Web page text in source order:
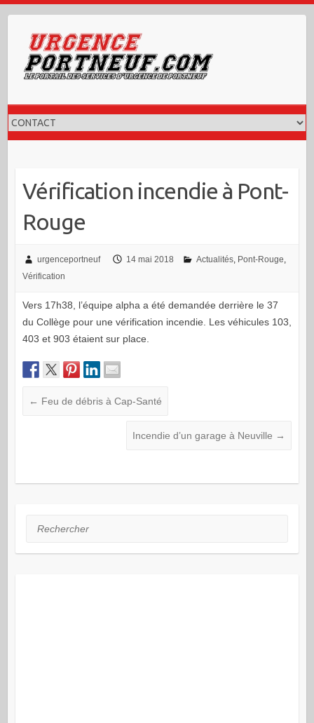
content
Vérification incendie à Pont-
Rouge
urgenceportneuf 14 mai 2018 Actualités, Pont-Rouge,
Vérification
Vers 17h38, l’équipe alpha a été demandée derrière le 37
du Collège pour une vérification incendie. Les véhicules 103,
403 et 903 étaient sur place.
← Feu de débris à Cap-Santé
Incendie d’un garage à Neuville →
Rechercher